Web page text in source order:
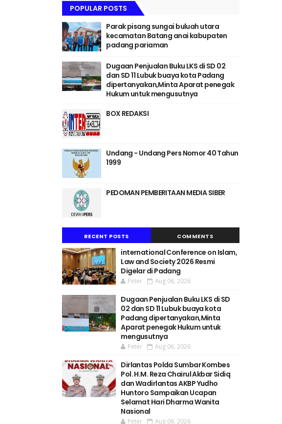
POPULAR POSTS
Parak pisang sungai buluah utara
kecamatan Batang anai kabupaten
padang pariaman
Dugaan Penjualan Buku LKS di SD 02
dan SD 11 Lubuk buaya kota Padang
dipertanyakan,Minta Aparat penegak
Hukum untuk mengusutnya
BOX REDAKSI
Undang - Undang Pers Nomor 40 Tahun
1999
PEDOMAN PEMBERITAAN MEDIA SIBER
RECENT POSTS COMMENTS
international Conference on Islam,
Law and Society 2026 Resmi
Digelar di Padang
Peter Aug 06, 2026
Dugaan Penjualan Buku LKS di SD
02 dan SD 11 Lubuk buaya kota
Padang dipertanyakan,Minta
Aparat penegak Hukum untuk
mengusutnya
Peter Aug 06, 2026
Dirlantas Polda Sumbar Kombes
Pol. H.M. Reza Chairul Akbar Sidiq
dan Wadirlantas AKBP Yudho
Huntoro Sampaikan Ucapan
Selamat Hari Dharma Wanita
Nasional
Peter Aug 06, 2026